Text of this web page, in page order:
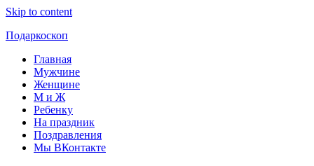
Skip to content
Подаркоскоп
Поможем
выбрать
подарить
Главная
Мужчине
Женщине
М и Ж
Ребенку
На праздник
Поздравления
Мы ВКонтакте